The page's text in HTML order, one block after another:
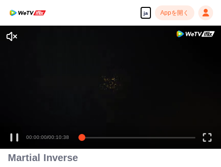
ja Appを開く
00:00:00/00:10:38
Martial Inverse